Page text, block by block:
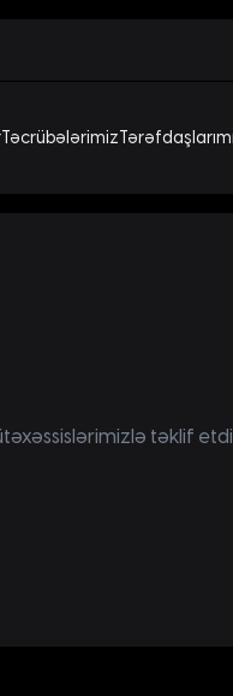
Təcrübələrimiz
təklif